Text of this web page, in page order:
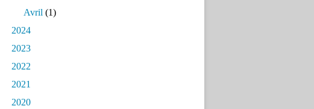
Avril (1)
2024
2023
2022
2021
2020